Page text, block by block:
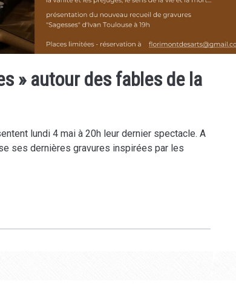
» autour des fables de la
lundi 4 mai à 20h leur dernier spectacle. A
ses dernières gravures inspirées par les